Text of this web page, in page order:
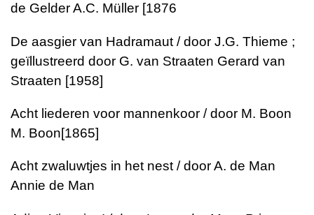
de Gelder A.C. Müller [1876
De aasgier van Hadramaut / door J.G. Thieme ;
geïllustreerd door G. van Straaten Gerard van
Straaten [1958]
Acht liederen voor mannenkoor / door M. Boon
M. Boon[1865]
Acht zwaluwtjes in het nest / door A. de Man
Annie de Man